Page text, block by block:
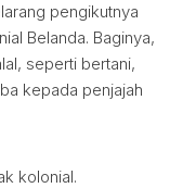
pengikutnya
Belanda. Baginya,
seperti bertani,
kepada penjajah
kolonial.